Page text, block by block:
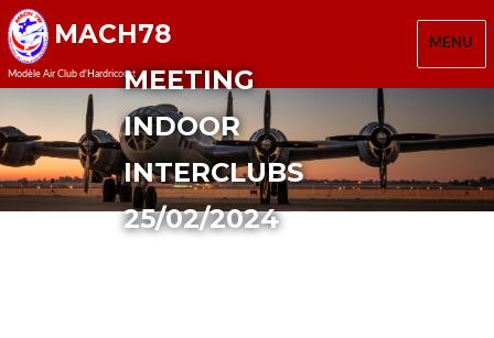
MACH78
Modèle Air Club d'Hardricourt
MENU
MEETING
INDOOR
INTERCLUBS
25/02/2024